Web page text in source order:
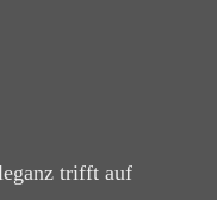
trifft auf